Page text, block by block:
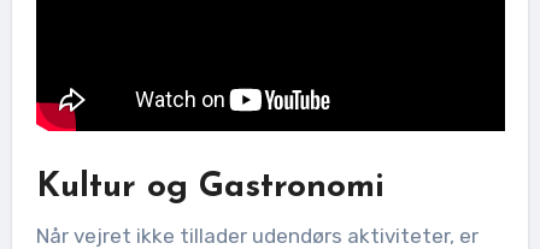
Kultur og Gastronomi
Når vejret ikke tillader udendørs aktiviteter, er